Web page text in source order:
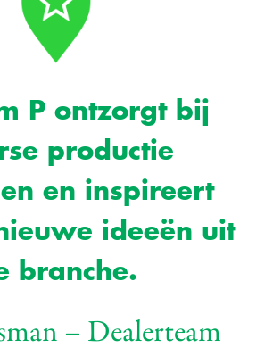
P ontzorgt bij
productie
en inspireert
ideeën uit
branche.
– Dealerteam